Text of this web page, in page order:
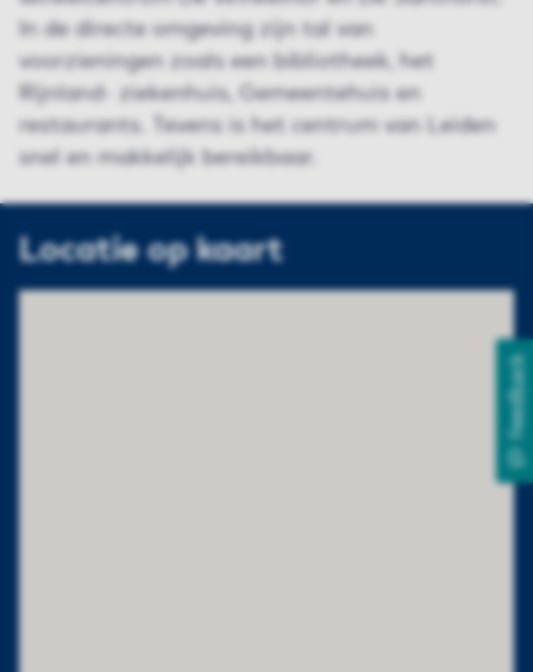
In de directe omgeving zijn tal van
voorzieningen zoals een bibliotheek, het
Rijnland- ziekenhuis, Gemeentehuis en
restaurants. Tevens is het centrum van Leiden
snel en makkelijk bereikbaar.
Locatie op kaart
Feedback